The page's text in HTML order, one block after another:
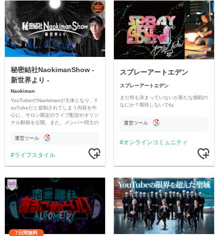
秘密結社NaokimanShow -
新世界より -
Naokiman
YouTuberのNaokimanが主体となり、Y
ouTubeだと規制されてしまう内容を中
心に、サロン限定のライブ配信やオリジ
ナル動画を公開。また、メンバー同士の
ただいています。
運営ツール
ライフスタイル
スプレーアートエデン
スプレーアートエデン
まだ何も決まっていないが新たな挑戦の
なにか？期待しないでね
運営ツール
オンラインコミュニティ
7日間無料